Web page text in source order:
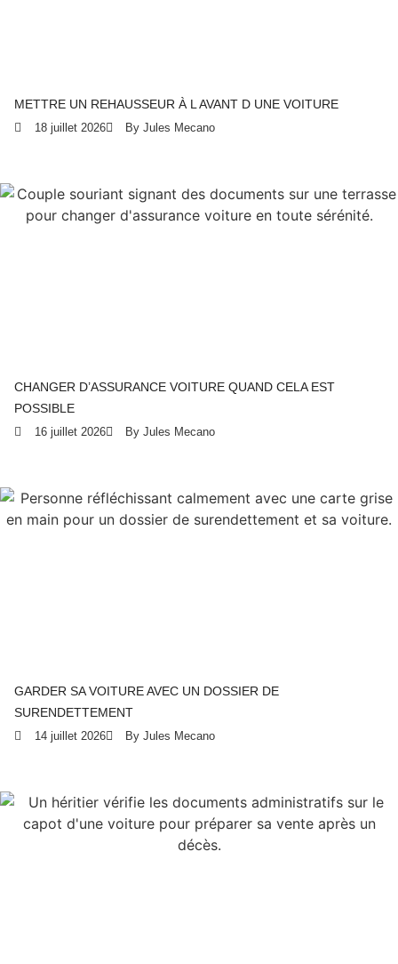
METTRE UN REHAUSSEUR À L AVANT D UNE VOITURE
18 juillet 2026 By Jules Mecano
CHANGER D’ASSURANCE VOITURE QUAND CELA EST
POSSIBLE
16 juillet 2026 By Jules Mecano
GARDER SA VOITURE AVEC UN DOSSIER DE
SURENDETTEMENT
14 juillet 2026 By Jules Mecano